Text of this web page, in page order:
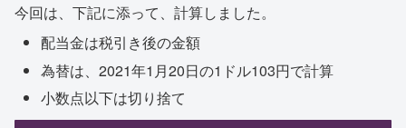
今回は、下記に添って、計算しました。
配当金は税引き後の金額
為替は、2021年1月20日の1ドル103円で計算
小数点以下は切り捨て